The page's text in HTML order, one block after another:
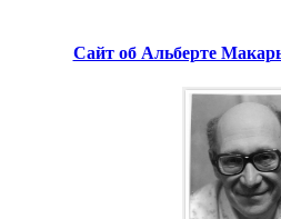
Сайт об Альберте